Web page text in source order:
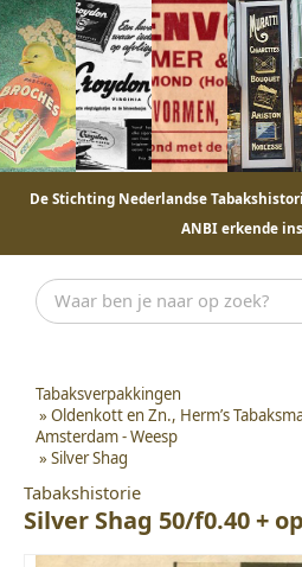
De Stichting Nederlandse
ANBI erkende
Tabaksverpakkingen
» Oldenkott en Zn., Herm’s
Amsterdam - Weesp
» Silver Shag
Tabakshistorie
Silver Shag 50/f0.40 +